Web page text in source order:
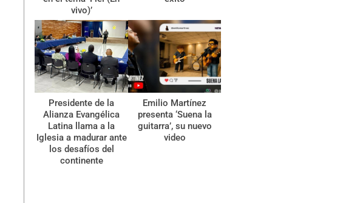
vivo)’
Presidente de la
Alianza Evangélica
Latina llama a la
Iglesia a madurar ante
los desafíos del
continente
Emilio Martínez
presenta ‘Suena la
guitarra’, su nuevo
video